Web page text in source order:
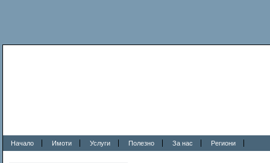
Начало Имоти Услуги Полезно За нас Региони